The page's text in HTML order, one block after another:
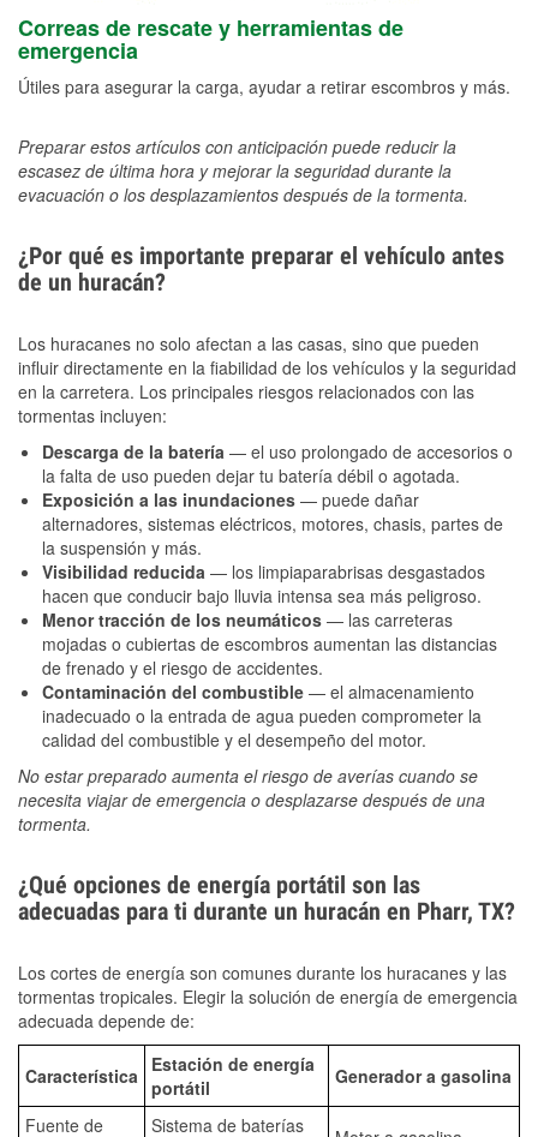
Correas de rescate y herramientas de
emergencia
Útiles para asegurar la carga, ayudar a retirar escombros y más.
Preparar estos artículos con anticipación puede reducir la
escasez de última hora y mejorar la seguridad durante la
evacuación o los desplazamientos después de la tormenta.
¿Por qué es importante preparar el vehículo antes
de un huracán?
Los huracanes no solo afectan a las casas, sino que pueden
influir directamente en la fiabilidad de los vehículos y la seguridad
en la carretera. Los principales riesgos relacionados con las
tormentas incluyen:
Descarga de la batería — el uso prolongado de accesorios o
la falta de uso pueden dejar tu batería débil o agotada.
Exposición a las inundaciones — puede dañar
alternadores, sistemas eléctricos, motores, chasis, partes de
la suspensión y más.
Visibilidad reducida — los limpiaparabrisas desgastados
hacen que conducir bajo lluvia intensa sea más peligroso.
Menor tracción de los neumáticos — las carreteras
mojadas o cubiertas de escombros aumentan las distancias
de frenado y el riesgo de accidentes.
Contaminación del combustible — el almacenamiento
inadecuado o la entrada de agua pueden comprometer la
calidad del combustible y el desempeño del motor.
No estar preparado aumenta el riesgo de averías cuando se
necesita viajar de emergencia o desplazarse después de una
tormenta.
¿Qué opciones de energía portátil son las
adecuadas para ti durante un huracán en Pharr, TX?
Los cortes de energía son comunes durante los huracanes y las
tormentas tropicales. Elegir la solución de energía de emergencia
adecuada depende de:
Característica
Estación de energía
portátil
Generador a gasolina
Fuente de
Sistema de baterías